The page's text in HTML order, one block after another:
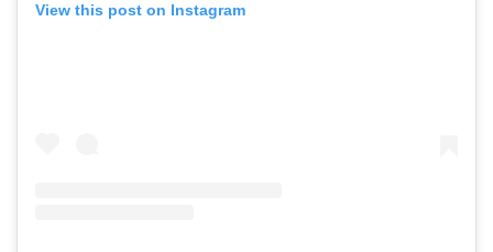
View this post on Instagram